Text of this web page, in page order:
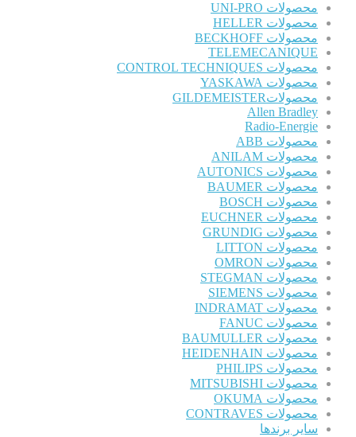
محصولات UNI-PRO
محصولات HELLER
محصولات BECKHOFF
TELEMECANIQUE
محصولات CONTROL TECHNIQUES
محصولات YASKAWA
محصولاتGILDEMEISTER
Allen Bradley
Radio-Energie
محصولات ABB
محصولات ANILAM
محصولات AUTONICS
محصولات BAUMER
محصولات BOSCH
محصولات EUCHNER
محصولات GRUNDIG
محصولات LITTON
محصولات OMRON
محصولات STEGMAN
محصولات SIEMENS
محصولات INDRAMAT
محصولات FANUC
محصولات BAUMULLER
محصولات HEIDENHAIN
محصولات PHILIPS
محصولات MITSUBISHI
محصولات OKUMA
محصولات CONTRAVES
سایر برندها